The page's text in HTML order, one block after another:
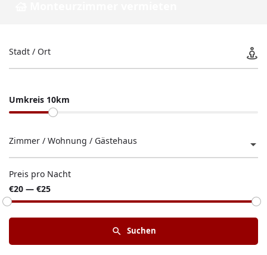
Stadt / Ort
Umkreis 10km
Zimmer / Wohnung / Gästehaus
Preis pro Nacht
€20 — €25
Suchen